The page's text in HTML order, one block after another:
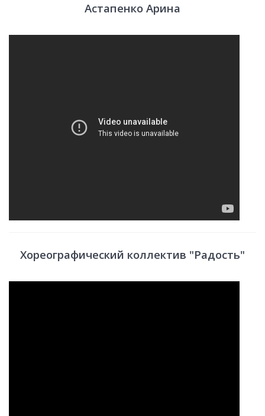
Астапенко Арина
Хореографический коллектив "Радость"